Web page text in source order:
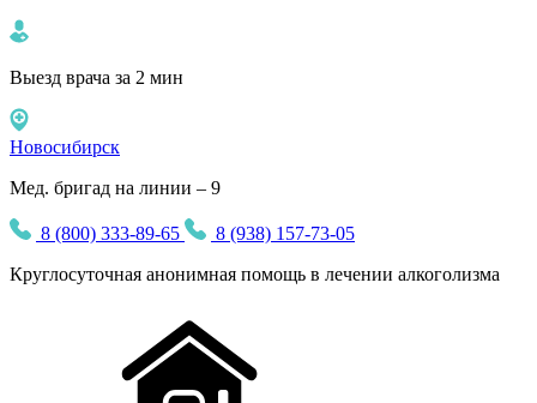
Выезд врача за 2 мин
Новосибирск
Мед. бригад на линии – 9
8 (800) 333-89-65
8 (938) 157-73-05
Круглосуточная анонимная помощь в лечении алкоголизма